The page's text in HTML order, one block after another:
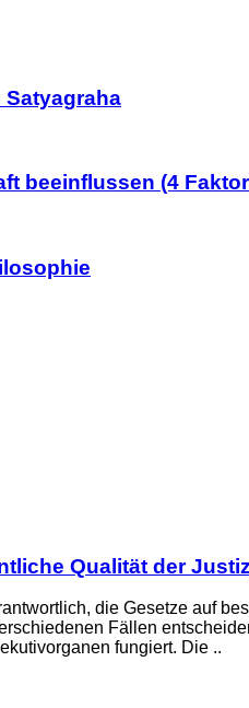
beeinflussen (4
Qualität der Justiz
die Gesetze auf
Fällen
fungiert. Die ..